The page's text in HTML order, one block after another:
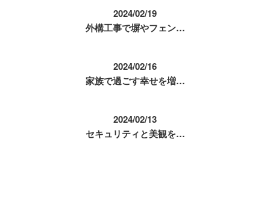
2024/02/19
外構工事で塀やフェン…
2024/02/16
家族で過ごす幸せを増…
2024/02/13
セキュリティと美観を…